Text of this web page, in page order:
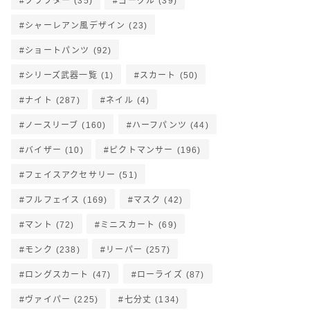
シャーレアン風デザイン (23)
ショートパンツ (92)
シリーズ武器一覧 (1) スカート (50)
ナイト (287) ネイル (4)
ノースリーブ (160) ハーフパンツ (44)
バイザー (10) ピクトマンサー (196)
フェイスアクセサリー (51)
フルフェイス (169) マスク (42)
マント (72) ミニスカート (69)
モンク (238) リーパー (257)
ロングスカート (47) ローライズ (87)
ヴァイパー (225) 七分丈 (134)